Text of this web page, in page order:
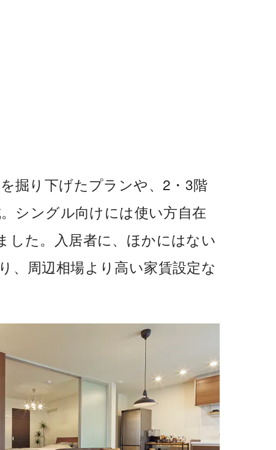
掘り下げたプランや、2・3階
シングル向けには使い方自在
した。入居者に、ほかにはない
、周辺相場より高い家賃設定な